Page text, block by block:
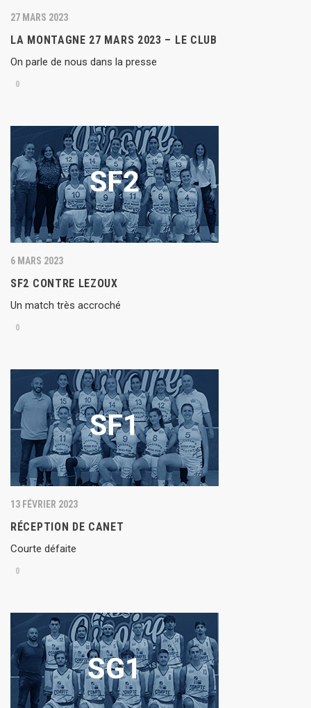
27 MARS 2023
LA MONTAGNE 27 MARS 2023 – LE CLUB
On parle de nous dans la presse
0
6 MARS 2023
SF2 CONTRE LEZOUX
Un match très accroché
0
13 FÉVRIER 2023
RÉCEPTION DE CANET
Courte défaite
0